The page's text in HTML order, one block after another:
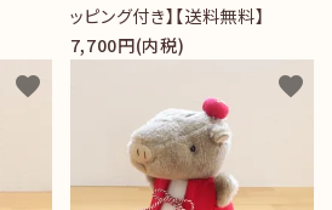
ッピング付き】【送料無料】
7,700円(内税)
favorite favorite